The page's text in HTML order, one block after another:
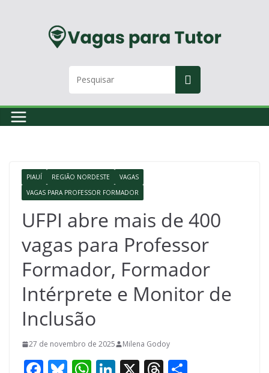
PIAUÍ REGIÃO NORDESTE
VAGAS
VAGAS PARA PROFESSOR FORMADOR
UFPI abre mais de 400
vagas para Professor
Formador, Formador
Intérprete e Monitor de
Inclusão
27 de novembro de 2025 Milena Godoy